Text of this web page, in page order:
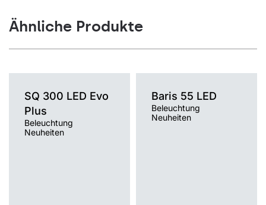
Ähnliche Produkte
SQ 300 LED Evo
Plus
Beleuchtung
Neuheiten
Farbtemperatur [K]
Baris 55 LED
Beleuchtung
Neuheiten